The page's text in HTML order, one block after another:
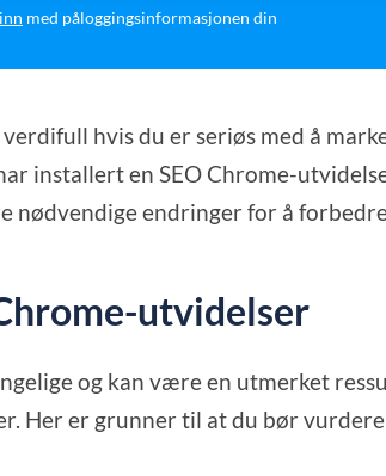
med påloggingsinformasjonen din
hvis du er seriøs med å
installert en SEO Chrome-
nødvendige endringer for å
utvidelser
og kan være en utmerket
Her er grunner til at du bør vurdere